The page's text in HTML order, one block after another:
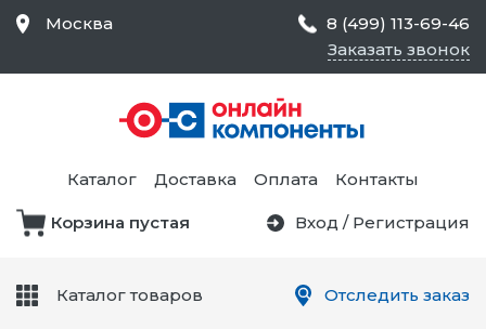
Москва
8 (499) 113-69-46
Заказать звонок
Каталог Доставка Оплата Контакты
Корзина пустая Вход / Регистрация
Каталог товаров
Средства Контроля
Статического
Электричества и
Безопасности,
Товары для Чистых
Отследить заказ